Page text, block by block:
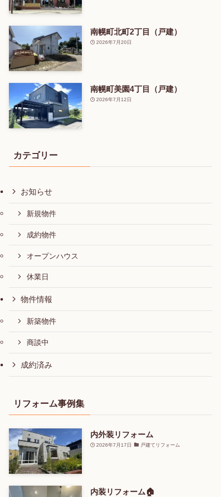
南幌町北町2丁目（戸建）
2026年7月20日
南幌町美園4丁目（戸建）
2026年7月12日
カテゴリー
お知らせ
新規物件
成約物件
オープンハウス
休業日
物件情報
新築物件
商談中
成約済み
リフォーム事例集
内外装リフォーム
2026年7月17日 戸建てリフォーム
内装リフォーム🏠